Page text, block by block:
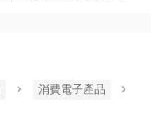
消費電子產品